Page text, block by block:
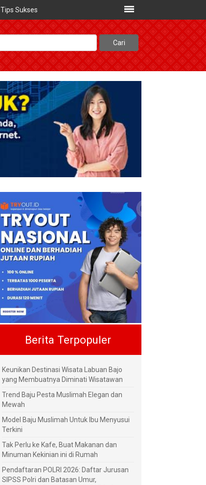
Tips Sukses
Berita Terpopuler
Keunikan Destinasi Wisata Labuan Bajo
yang Membuatnya Diminati Wisatawan
Trend Baju Pesta Muslimah Elegan dan
Mewah
Model Baju Muslimah Untuk Ibu Menyusui
Terkini
Tak Perlu ke Kafe, Buat Makanan dan
Minuman Kekinian ini di Rumah
Pendaftaran POLRI 2026: Daftar Jurusan
SIPSS Polri dan Batasan Umur,